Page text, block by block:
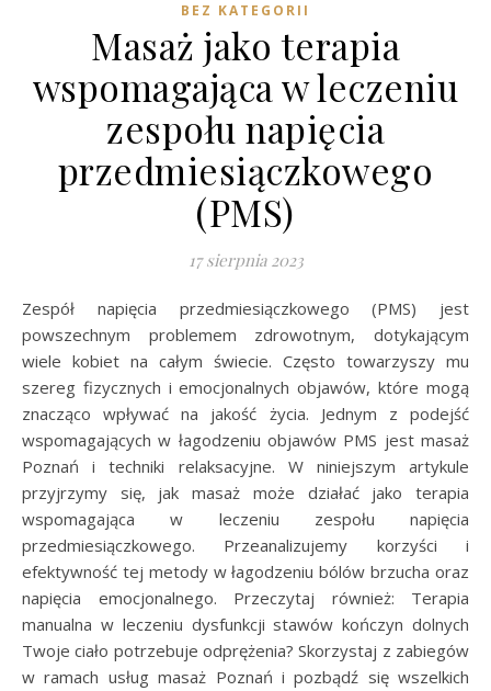
BEZ KATEGORII
Masaż jako terapia
wspomagająca w leczeniu
zespołu napięcia
przedmiesiączkowego
(PMS)
17 sierpnia 2023
Zespół napięcia przedmiesiączkowego (PMS) jest
powszechnym problemem zdrowotnym, dotykającym
wiele kobiet na całym świecie. Często towarzyszy mu
szereg fizycznych i emocjonalnych objawów, które mogą
znacząco wpływać na jakość życia. Jednym z podejść
wspomagających w łagodzeniu objawów PMS jest masaż
Poznań i techniki relaksacyjne. W niniejszym artykule
przyjrzymy się, jak masaż może działać jako terapia
wspomagająca w leczeniu zespołu napięcia
przedmiesiączkowego. Przeanalizujemy korzyści i
efektywność tej metody w łagodzeniu bólów brzucha oraz
napięcia emocjonalnego. Przeczytaj również: Terapia
manualna w leczeniu dysfunkcji stawów kończyn dolnych
Twoje ciało potrzebuje odprężenia? Skorzystaj z zabiegów
w ramach usług masaż Poznań i pozbądź się wszelkich